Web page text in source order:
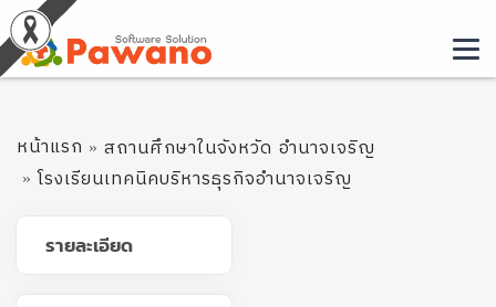
หน้าแรก
สถานศึกษาในจังหวัด อำนาจเจริญ
โรงเรียนเทคนิคบริหารธุรกิจอำนาจเจริญ
รายละเอียด